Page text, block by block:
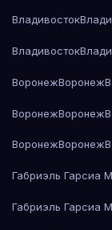
Владивосток
Владивосток
ВоронежВоронеж
ВоронежВоронеж
ВоронежВоронеж
Габриэль Гарсиа
Габриэль Гарсиа